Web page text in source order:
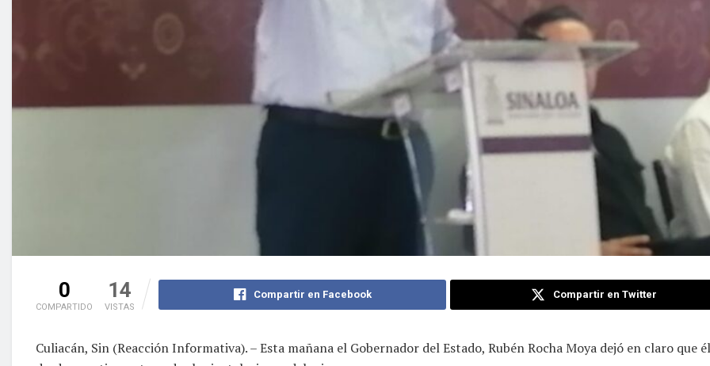
0
COMPARTIDO
14
VISTAS
Compartir en Facebook Compartir en Twitter
Culiacán, Sin (Reacción Informativa). – Esta mañana el Gobernador del Estado, Rubén Rocha Moya dejó en claro